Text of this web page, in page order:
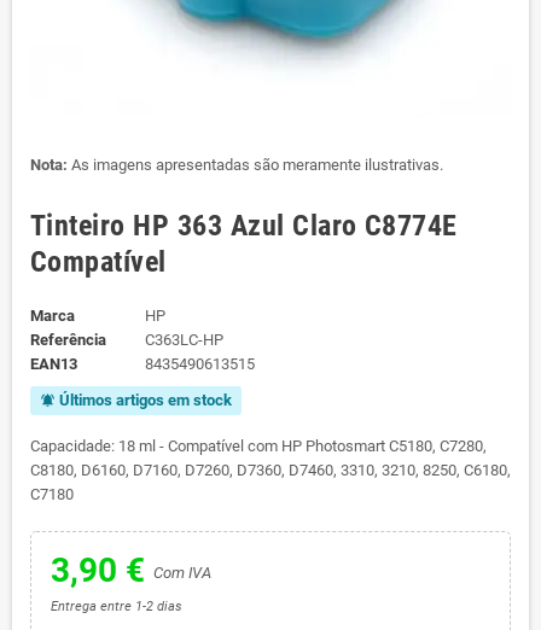
Nota: As imagens apresentadas são meramente ilustrativas.
Tinteiro HP 363 Azul Claro C8774E
Compatível
Marca
HP
Referência
C363LC-HP
EAN13
8435490613515
notifications_active Últimos artigos em stock
Capacidade: 18 ml - Compatível com HP Photosmart C5180, C7280,
C8180, D6160, D7160, D7260, D7360, D7460, 3310, 3210, 8250, C6180,
C7180
3,90 € Com IVA
Entrega entre 1-2 dias